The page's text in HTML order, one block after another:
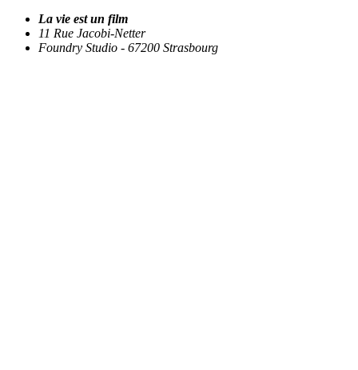
La vie est un film
11 Rue Jacobi-Netter
Foundry Studio - 67200 Strasbourg